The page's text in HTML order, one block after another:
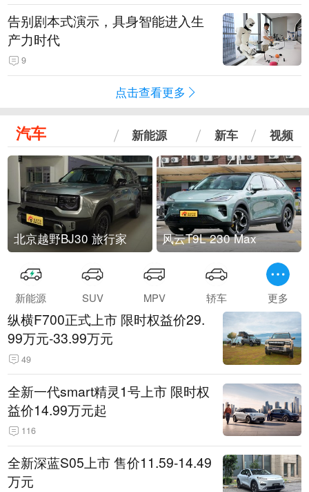
告别剧本式演示，具身智能进入生
产力时代
9
点击查看更多
汽车 新能源 新车 视频
北京越野BJ30 旅行家 风云T9L 230 Max
新能源 SUV MPV 轿车 更多
纵横F700正式上市 限时权益价29.
99万元-33.99万元
49
全新一代smart精灵1号上市 限时权
益价14.99万元起
116
全新深蓝S05上市 售价11.59-14.49
万元